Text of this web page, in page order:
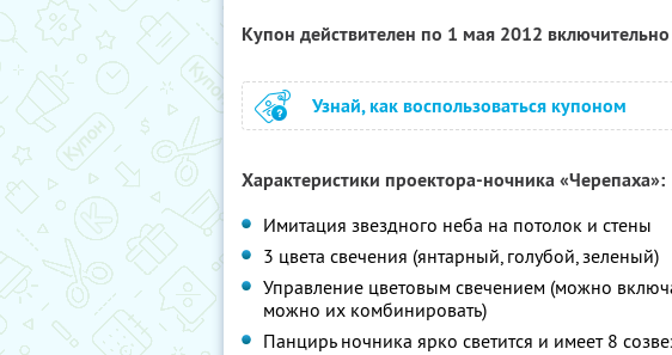
Купон действителен по 1 мая 2012 включительно
Узнай, как воспользоваться купоном
Характеристики проектора-ночника «Черепаха»:
Имитация звездного неба на потолок и стены
3 цвета свечения (янтарный, голубой, зеленый)
Управление цветовым свечением (можно
можно их комбинировать)
Панцирь ночника ярко светится и имеет 8